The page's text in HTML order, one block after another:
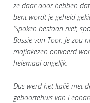
ze daar door hebben
bent wordt je geheid
'Spoken bestaan niet,
Bassie van Toor. Je zou
mafiakezen ontvoerd
helemaal ongelijk.
Dus werd het Italië met
geboortehuis van